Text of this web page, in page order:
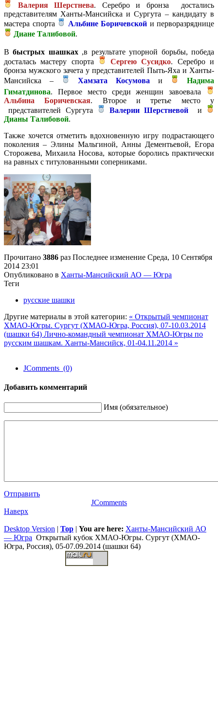
Валерия Шерстнева. Серебро и бронза достались
представителям Ханты-Мансийска и Сургута – кандидату в
мастера спорта
Альбине Боричевской и перворазряднице
Диане Талибовой.
Вбыстрых шашках,в результате упорной борьбы, победа
досталась мастеру спорта
Сергею Сусидко. Серебро и
бронза мужского зачета у представителей Пыть-Яха и Ханты-
Мансийска –
Хамзата Косумова и
Надима
Гиматдинова. Первое место среди женщин завоевала
Альбина Боричевская. Второе и третье место у
представителей Сургута
Валерии Шерстневой и
Дианы Талибовой.
Также хочется отметить вдохновенную игру подрастающего
поколения – Элины Мальгиной, Анны Дементьевой, Егора
Сторожева, Михаила Носова, которые боролись практически
на равных с титулованными соперниками.
Прочитано 3886 раз Последнее изменение Среда, 10 Сентября
2014 23:01
Опубликовано в Ханты-Мансийский АО — Югра
Теги
русские шашки
Другие материалы в этой категории: « Открытый чемпионат
ХМАО-Югры. Сургут (ХМАО-Югра, Россия), 07-10.03.2014
(шашки 64) Лично-командный чемпионат ХМАО-Югры по
русским шашкам. Ханты-Мансийск, 01-04.11.2014 »
JComments (0)
Добавить комментарий
Имя (обязательное)
Отправить
JComments
Наверх
Desktop Version | Top | You are here: Ханты-Мансийский АО
— Югра Открытый кубок ХМАО-Югры. Сургут (ХМАО-
Югра, Россия), 05-07.09.2014 (шашки 64)